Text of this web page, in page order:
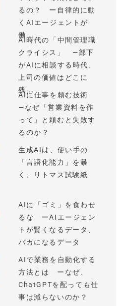
るの？ ー自律的に動
くAIエージェントが
働...
AI時代の「中間管理職
クライシス」 —部下
がAIに相談する時代、
上司の価値はどこに
残...
AIに仕事を頼む技術
—なぜ「営業資料を作
って」と頼むと失敗す
るのか？
生成AIは、使い手の
「言語化能力」を暴
く、リトマス試験紙
AIに「ゴミ」を食わせ
るな ーAIエージェン
トが賢くなるデータ、
バカになるデータ
AIで業務を自動化する
方法とは ーなぜ、
ChatGPTを配っても仕
事は減らないのか？